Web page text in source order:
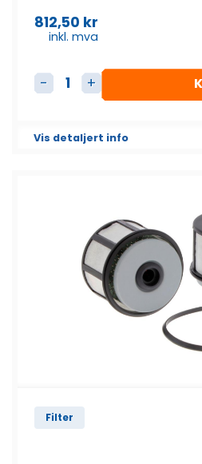
812,50 kr
inkl. mva
Dieselfilter Element
Vis detaljert info
Filter